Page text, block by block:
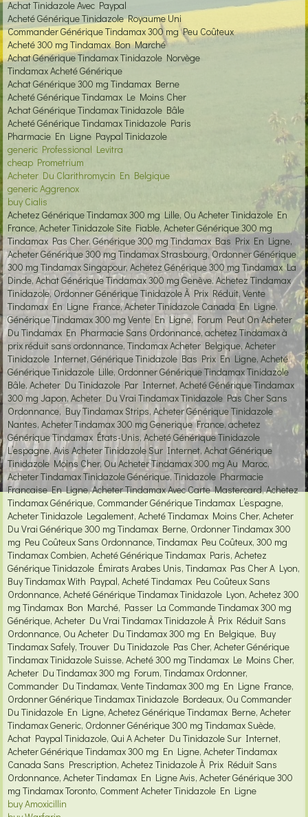
Achat Tinidazole Avec Paypal
Acheté Générique Tinidazole Royaume Uni
Commander Générique Tindamax 300 mg Peu Coûteux
Acheté 300 mg Tindamax Bon Marché
Achat Générique Tindamax Tinidazole Norvège
Tindamax Acheté Générique
Achat Générique 300 mg Tindamax Berne
Acheté Générique Tindamax Le Moins Cher
Achat Générique Tindamax Tinidazole Bâle
Acheté Générique Tindamax Tinidazole Paris
Pharmacie En Ligne Paypal Tinidazole
generic Professional Levitra
cheap Prometrium
Acheter Du Clarithromycin En Belgique
generic Aggrenox
buy Cialis
Achetez Générique Tindamax 300 mg Lille, Ou Acheter Tinidazole En
France, Acheter Tinidazole Site Fiable, Acheter Générique 300 mg
Tindamax Pas Cher, Générique 300 mg Tindamax Bas Prix En Ligne,
Acheter Générique 300 mg Tindamax Strasbourg, Ordonner Générique
300 mg Tindamax Singapour, Achetez Générique 300 mg Tindamax La
Dinde, Achat Générique Tindamax 300 mg Genève, Achetez Tindamax
Tinidazole, Ordonner Générique Tinidazole À Prix Réduit, Vente
Tindamax En Ligne France, Acheter Tinidazole Canada En Ligne,
Générique Tindamax 300 mg Vente En Ligne, Forum Peut On Acheter
Du Tindamax En Pharmacie Sans Ordonnance, achetez Tindamax à
prix réduit sans ordonnance, Tindamax Acheter Belgique, Acheter
Tinidazole Internet, Générique Tinidazole Bas Prix En Ligne, Acheté
Générique Tinidazole Lille, Ordonner Générique Tindamax Tinidazole
Bâle, Acheter Du Tinidazole Par Internet, Acheté Générique Tindamax
300 mg Japon, Acheter Du Vrai Tindamax Tinidazole Pas Cher Sans
Ordonnance, Buy Tindamax Strips, Acheter Générique Tinidazole
Nantes, Acheter Tindamax 300 mg Generique France, achetez
Générique Tindamax États-Unis, Acheté Générique Tinidazole
L’espagne, Avis Acheter Tinidazole Sur Internet, Achat Générique
Tinidazole Moins Cher, Ou Acheter Tindamax 300 mg Au Maroc,
Acheter Tindamax Tinidazole Générique, Tinidazole Pharmacie
Francaise En Ligne, Acheter Tindamax Avec Carte Mastercard, Achetez
Tindamax Générique, Commander Générique Tindamax L’espagne,
Acheter Tinidazole Legalement, Acheté Tindamax Moins Cher, Acheter
Du Vrai Générique 300 mg Tindamax Berne, Ordonner Tindamax 300
mg Peu Coûteux Sans Ordonnance, Tindamax Peu Coûteux, 300 mg
Tindamax Combien, Acheté Générique Tindamax Paris, Achetez
Générique Tinidazole Émirats Arabes Unis, Tindamax Pas Cher A Lyon,
Buy Tindamax With Paypal, Acheté Tindamax Peu Coûteux Sans
Ordonnance, Acheté Générique Tindamax Tinidazole Lyon, Achetez 300
mg Tindamax Bon Marché, Passer La Commande Tindamax 300 mg
Générique, Acheter Du Vrai Tindamax Tinidazole À Prix Réduit Sans
Ordonnance, Ou Acheter Du Tindamax 300 mg En Belgique, Buy
Tindamax Safely, Trouver Du Tinidazole Pas Cher, Acheter Générique
Tindamax Tinidazole Suisse, Acheté 300 mg Tindamax Le Moins Cher,
Acheter Du Tindamax 300 mg Forum, Tindamax Ordonner,
Commander Du Tindamax, Vente Tindamax 300 mg En Ligne France,
Ordonner Générique Tindamax Tinidazole Bordeaux, Ou Commander
Du Tinidazole En Ligne, Achetez Générique Tindamax Berne, Acheter
Tindamax Generic, Ordonner Générique 300 mg Tindamax Suède,
Achat Paypal Tinidazole, Qui A Acheter Du Tinidazole Sur Internet,
Acheter Générique Tindamax 300 mg En Ligne, Acheter Tindamax
Canada Sans Prescription, Achetez Tinidazole À Prix Réduit Sans
Ordonnance, Acheter Tindamax En Ligne Avis, Acheter Générique 300
mg Tindamax Toronto, Comment Acheter Tinidazole En Ligne
buy Amoxicillin